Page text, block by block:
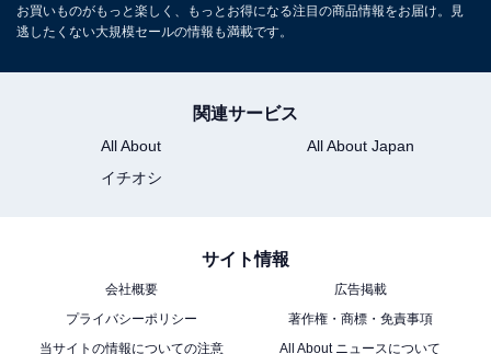
オールアバウトに還元されることがあります。
【庄川温泉郷の人気ホテル】「庄川温泉風流味
道座敷 ゆめつづり」は全館畳敷きの空間と多彩
お買いものがもっと楽しく、もっとお得になる注目の商品情報をお届け。見
逃したくない大規模セールの情報も満載です。
関連サービス
All About
All About Japan
イチオシ
サイト情報
会社概要
広告掲載
プライバシーポリシー
著作権・商標・免責事項
当サイトの情報についての注意
All About ニュースについて